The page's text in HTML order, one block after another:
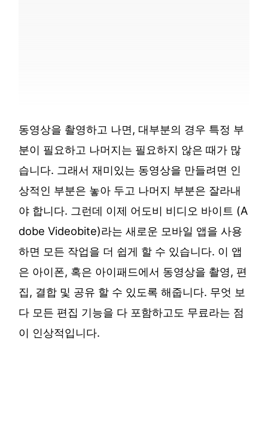
동영상을 촬영하고 나면, 대부분의 경우 특정 부
분이 필요하고 나머지는 필요하지 않은 때가 많
습니다. 그래서 재미있는 동영상을 만들려면 인
상적인 부분은 놓아 두고 나머지 부분은 잘라내
야 합니다. 그런데 이제 어도비 비디오 바이트 (A
dobe Videobite)라는 새로운 모바일 앱을 사용
하면 모든 작업을 더 쉽게 할 수 있습니다. 이 앱
은 아이폰, 혹은 아이패드에서 동영상을 촬영, 편
집, 결합 및 공유 할 수 있도록 해줍니다. 무엇 보
다 모든 편집 기능을 다 포함하고도 무료라는 점
이 인상적입니다.